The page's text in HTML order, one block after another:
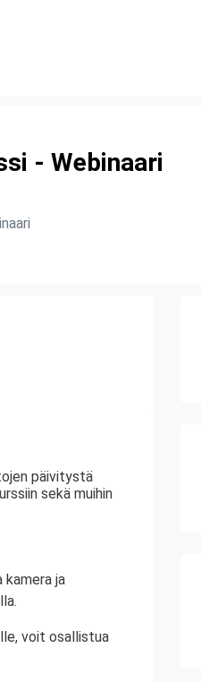
- Webinaari
päivitystä
sekä muihin
ja
voit osallistua